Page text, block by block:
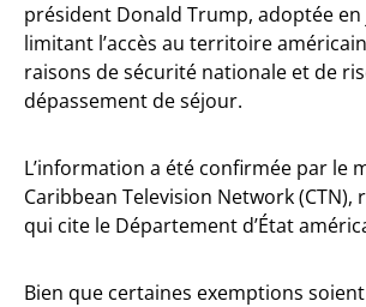
président Donald Trump, adoptée
limitant l’accès au territoire
raisons de sécurité nationale et de
dépassement de séjour.
L’information a été confirmée par le
Caribbean Television Network (CTN),
qui cite le Département d’État
Bien que certaines exemptions